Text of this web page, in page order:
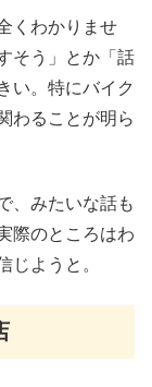
くわかりませ
そう」とか「話
い。特にバイク
わることが明ら
、みたいな話も
際のところはわ
じようと。